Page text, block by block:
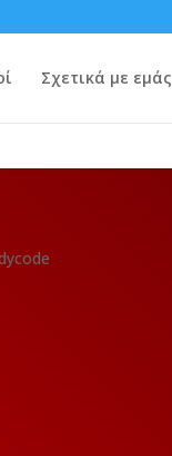
Σχετικά με εμάς